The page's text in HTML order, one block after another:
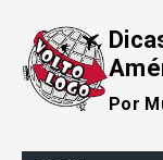
Por